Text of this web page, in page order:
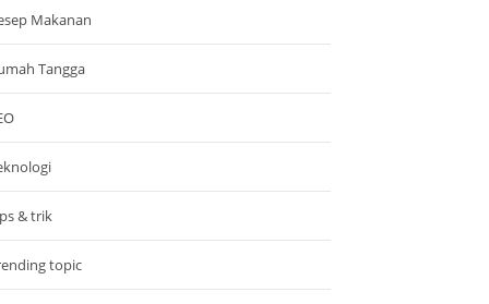
Makanan
Tangga
& trik
topic